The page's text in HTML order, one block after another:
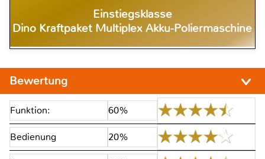
Einstiegsklasse
Dino Kraftpaket Multiplex Akku-Poliermaschine
Bewertung
Funktion: 60%
Bedienung 20%